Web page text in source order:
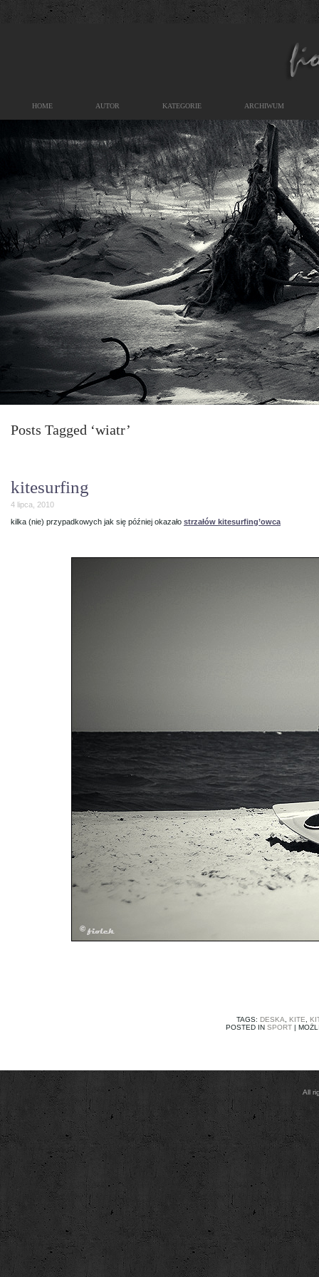
HOME AUTOR KATEGORIE ARCHIWUM
Posts Tagged ‘wiatr’
kitesurfing
4 lipca, 2010
kilka (nie) przypadkowych jak się później okazało strzałów kitesurfing’owca
TAGS: DESKA KITE
POSTED INSPORT |
All